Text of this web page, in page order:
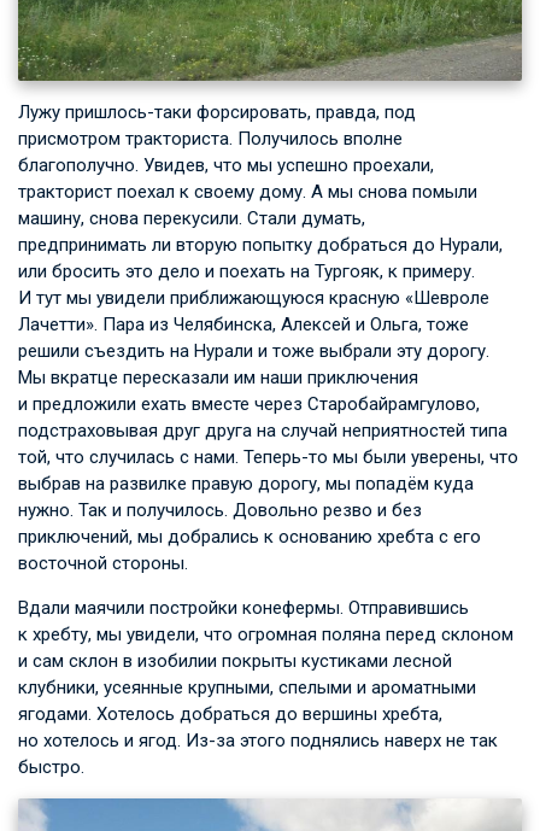
Лужу пришлось-таки форсировать, правда, под
присмотром тракториста. Получилось вполне
благополучно. Увидев, что мы успешно проехали,
тракторист поехал к своему дому. А мы снова помыли
машину, снова перекусили. Стали думать,
предпринимать ли вторую попытку добраться до Нурали,
или бросить это дело и поехать на Тургояк, к примеру.
И тут мы увидели приближающуюся красную «Шевроле
Лачетти». Пара из Челябинска, Алексей и Ольга, тоже
решили съездить на Нурали и тоже выбрали эту дорогу.
Мы вкратце пересказали им наши приключения
и предложили ехать вместе через Старобайрамгулово,
подстраховывая друг друга на случай неприятностей типа
той, что случилась с нами. Теперь-то мы были уверены, что
выбрав на развилке правую дорогу, мы попадём куда
нужно. Так и получилось. Довольно резво и без
приключений, мы добрались к основанию хребта с его
восточной стороны.
Вдали маячили постройки конефермы. Отправившись
к хребту, мы увидели, что огромная поляна перед склоном
и сам склон в изобилии покрыты кустиками лесной
клубники, усеянные крупными, спелыми и ароматными
ягодами. Хотелось добраться до вершины хребта,
но хотелось и ягод. Из-за этого поднялись наверх не так
быстро.